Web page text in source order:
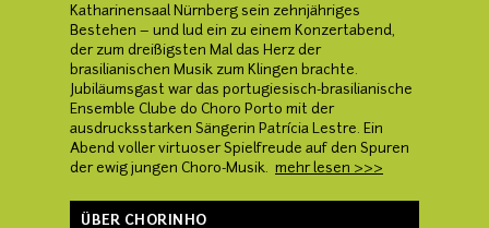
Katharinensaal Nürnberg sein zehnjähriges
Bestehen – und lud ein zu einem Konzertabend,
der zum dreißigsten Mal das Herz der
brasilianischen Musik zum Klingen brachte.
Jubiläumsgast war das portugiesisch-brasilianische
Ensemble Clube do Choro Porto mit der
ausdrucksstarken Sängerin Patrícia Lestre. Ein
Abend voller virtuoser Spielfreude auf den Spuren
der ewig jungen Choro-Musik. mehr lesen >>>
ÜBER CHORINHO